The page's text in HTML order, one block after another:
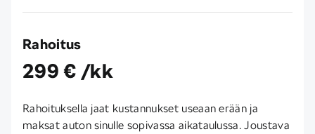
Rahoitus
299 € /kk
Rahoituksella jaat kustannukset useaan erään ja
maksat auton sinulle sopivassa aikataulussa. Joustava